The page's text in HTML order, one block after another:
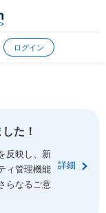
ログイン
た！
反映し、新
ィ管理機能
らなるご意
詳細